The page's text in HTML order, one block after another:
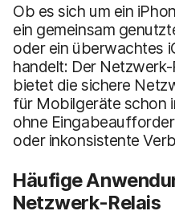
Ob es sich um ein
ein gemeinsam
oder ein überwachtes
handelt: Der
bietet die sichere
für Mobilgeräte schon
ohne
oder inkonsistente
Häufige
Netzwerk-Relais